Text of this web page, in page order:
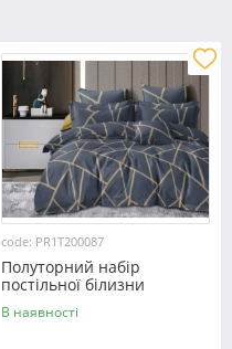
code: PR1T200087
Полуторний набір
постільної білизни
150*220 із полікотону
№200087 Черешенька™
В наявності